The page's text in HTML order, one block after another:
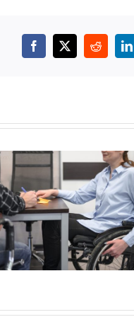
Facebook
X Reddit
DOENÇAS
QUANDO A
NÃO
EXAME,
DESTRÓI A